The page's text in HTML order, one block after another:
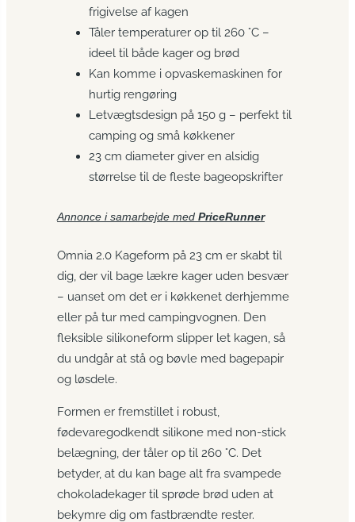
frigivelse af kagen
Tåler temperaturer op til 260 °C –
ideel til både kager og brød
Kan komme i opvaskemaskinen for
hurtig rengøring
Letvægtsdesign på 150 g – perfekt til
camping og små køkkener
23 cm diameter giver en alsidig
størrelse til de fleste bageopskrifter
Annonce i samarbejde med PriceRunner
Omnia 2.0 Kageform på 23 cm er skabt til
dig, der vil bage lækre kager uden besvær
– uanset om det er i køkkenet derhjemme
eller på tur med campingvognen. Den
fleksible silikoneform slipper let kagen, så
du undgår at stå og bøvle med bagepapir
og løsdele.
Formen er fremstillet i robust,
fødevaregodkendt silikone med non-stick
belægning, der tåler op til 260 °C. Det
betyder, at du kan bage alt fra svampede
chokoladekager til sprøde brød uden at
bekymre dig om fastbrændte rester.